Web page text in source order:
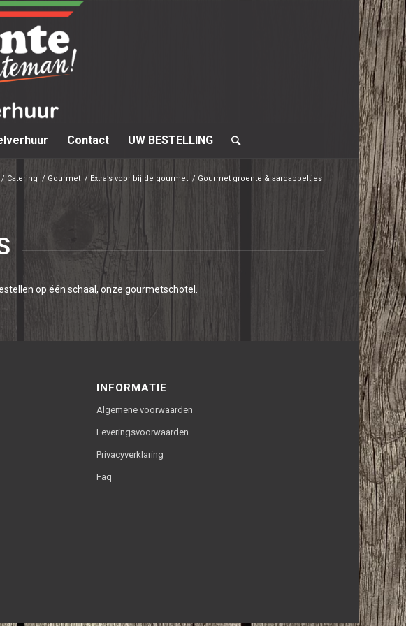
Contact UW BESTELLING
/ Catering / Gourmet / Extra’s voor bij de gourmet / Gourmet groente & aardappeltjes
op één schaal, onze gourmetschotel.
INFORMATIE
Algemene voorwaarden
Leveringsvoorwaarden
Privacyverklaring
Faq